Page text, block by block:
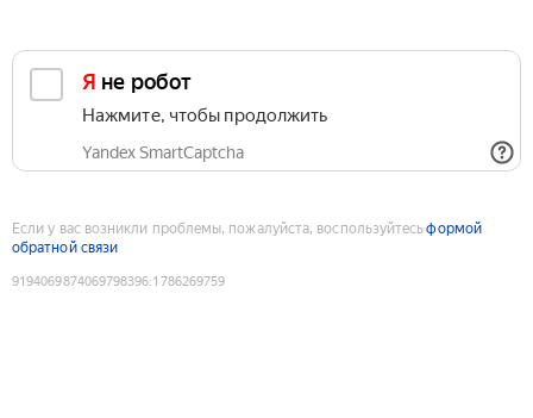
Я не робот
Нажмите, чтобы продолжить
Yandex SmartCaptcha
Если у вас возникли проблемы, пожалуйста, воспользуйтесьформой
обратной связи
9194069874069798396:1786269759